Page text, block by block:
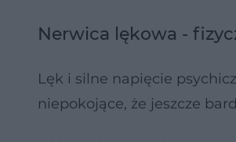
Nerwica lękowa -
Lęk i silne napięcie
niepokojące, że jeszcze